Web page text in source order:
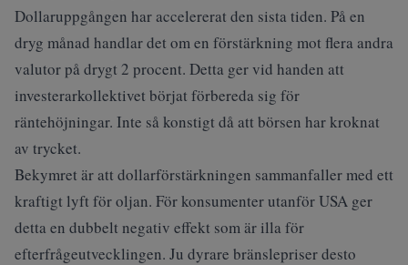
Dollaruppgången har accelererat den sista tiden. På en
dryg månad handlar det om en förstärkning mot flera andra
valutor på drygt 2 procent. Detta ger vid handen att
investerarkollektivet börjat förbereda sig för
räntehöjningar. Inte så konstigt då att börsen har kroknat
av trycket.
Bekymret är att dollarförstärkningen sammanfaller med ett
kraftigt lyft för oljan. För konsumenter utanför USA ger
detta en dubbelt negativ effekt som är illa för
efterfrågeutvecklingen. Ju dyrare bränslepriser desto